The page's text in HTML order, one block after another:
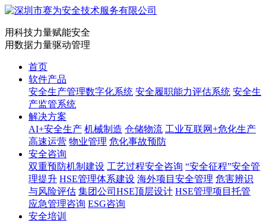
用科技力量赋能安全
用数据力量驱动管理
首页
软件产品
安全生产管理数字化系统 安全履职能力评估系统 安全生
产监管系统
解决方案
AI+安全生产 机械制造 仓储物流 工业互联网+危化生产
高速运营 物业管理 危化事故预防
安全咨询
双重预防机制建设 工艺过程安全咨询 “安全征程”安全管
理提升 HSE管理体系建设 海外项目安全管理 危害辨识
与风险评估 集团公司HSE顶层设计 HSE管理项目托管
应急管理咨询 ESG咨询
安全培训